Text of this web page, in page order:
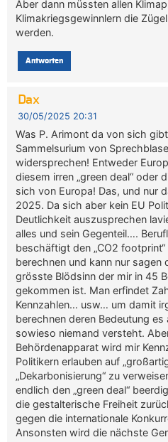
Aber dann müssten allen
Klimakriegsgewinnlern die
werden.
Antworten
Dax
30/05/2025 20:31
Was P. Arimont da von sich
Sammelsurium von
widersprechen! Entweder
diesem irren „green deal“ oder
sich von Europa! Das, und nur
2025. Da sich aber kein EU
Deutlichkeit auszusprechen
alles und sein Gegenteil….
beschäftigt den „CO2
berechnen und kann nur
grösste Blödsinn der mir in 45
gekommen ist. Man erfindet
Kennzahlen… usw… um damit
berechnen deren Bedeutung
sowieso niemand versteht.
Behördenapparat wird mir
Politikern erlauben auf
„Dekarbonisierung“ zu
endlich den „green deal“
die gestalterische Freiheit
gegen die internationale
Ansonsten wird die nächste